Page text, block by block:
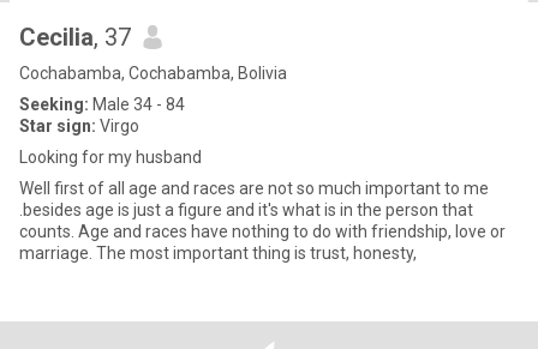
Cecilia, 37
Cochabamba, Cochabamba, Bolivia
Seeking: Male 34 - 84
Star sign: Virgo
Looking for my husband
Well first of all age and races are not so much important to me
.besides age is just a figure and it's what is in the person that
counts. Age and races have nothing to do with friendship, love or
marriage. The most important thing is trust, honesty,